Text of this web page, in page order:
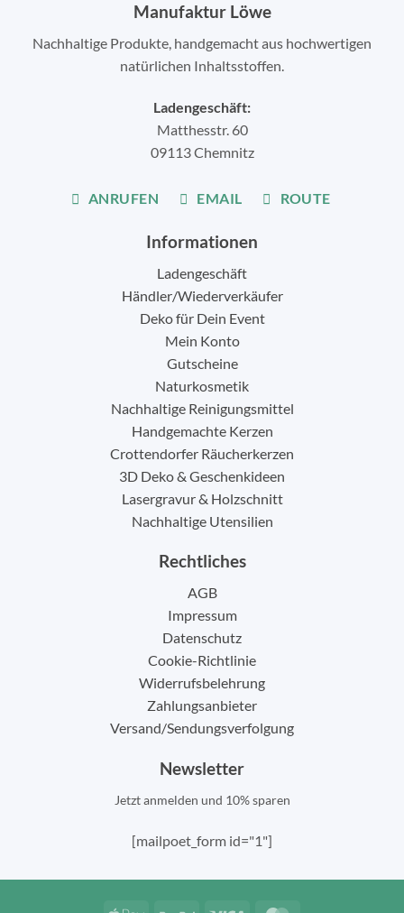
Manufaktur Löwe
Nachhaltige Produkte, handgemacht aus hochwertigen
natürlichen Inhaltsstoffen.
Ladengeschäft:
Matthesstr. 60
09113 Chemnitz
ANRUFEN EMAIL ROUTE
Informationen
Ladengeschäft
Händler/Wiederverkäufer
Deko für Dein Event
Mein Konto
Gutscheine
Naturkosmetik
Nachhaltige Reinigungsmittel
Handgemachte Kerzen
Crottendorfer Räucherkerzen
3D Deko & Geschenkideen
Lasergravur & Holzschnitt
Nachhaltige Utensilien
Rechtliches
AGB
Impressum
Datenschutz
Cookie-Richtlinie
Widerrufsbelehrung
Zahlungsanbieter
Versand/Sendungsverfolgung
Newsletter
Jetzt anmelden und 10% sparen
[mailpoet_form id="1"]